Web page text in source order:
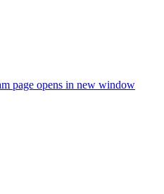
page opens in new window